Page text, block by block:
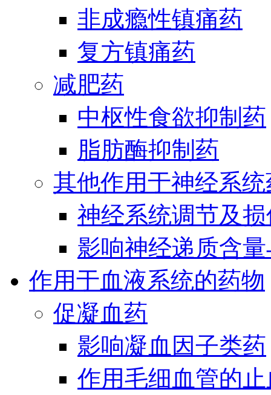
非成瘾性镇痛药
复方镇痛药
减肥药
中枢性食欲抑制药
脂肪酶抑制药
其他作用于神经系统
神经系统调节及
影响神经递质含
作用于血液系统的药物
促凝血药
影响凝血因子类药
作用毛细血管的